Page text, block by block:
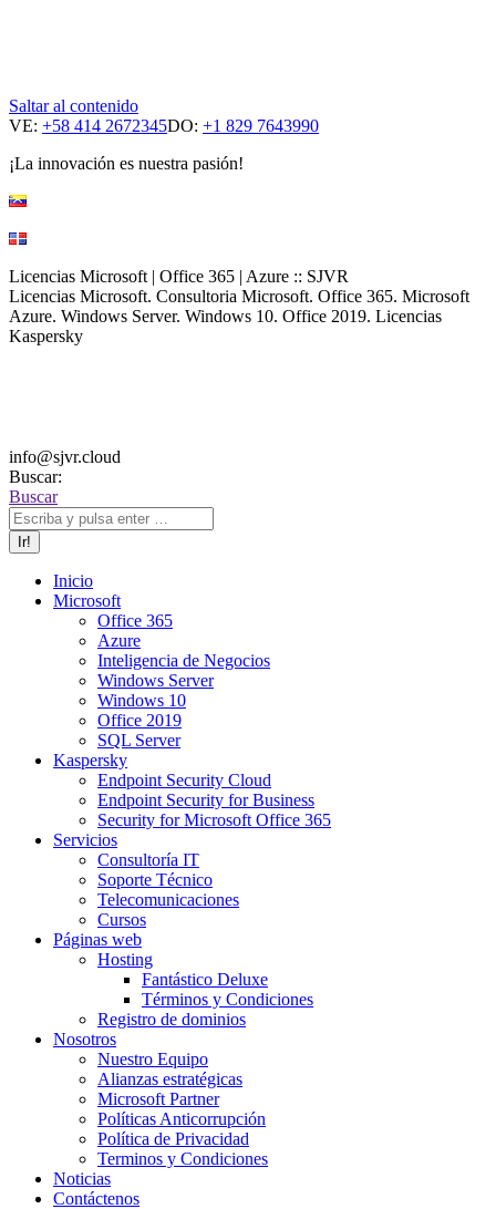
Saltar al contenido
VE: +58 414 2672345DO: +1 829 7643990
¡La innovación es nuestra pasión!
Licencias Microsoft | Office 365 | Azure :: SJVR
Licencias Microsoft. Consultoria Microsoft. Office 365. Microsoft
Azure. Windows Server. Windows 10. Office 2019. Licencias
Kaspersky
info@sjvr.cloud
Buscar:
Buscar
Inicio
Microsoft
Office 365
Azure
Inteligencia de Negocios
Windows Server
Windows 10
Office 2019
SQL Server
Kaspersky
Endpoint Security Cloud
Endpoint Security for Business
Security for Microsoft Office 365
Servicios
Consultoría IT
Soporte Técnico
Telecomunicaciones
Cursos
Páginas web
Hosting
Fantástico Deluxe
Términos y Condiciones
Registro de dominios
Nosotros
Nuestro Equipo
Alianzas estratégicas
Microsoft Partner
Políticas Anticorrupción
Política de Privacidad
Terminos y Condiciones
Noticias
Contáctenos